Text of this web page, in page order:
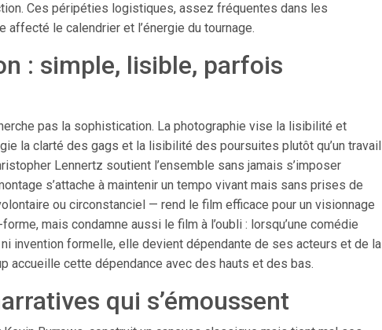
Ces péripéties logistiques, assez fréquentes dans les
affecté le calendrier et l’énergie du tournage.
: simple, lisible, parfois
pas la sophistication. La photographie vise la lisibilité et
la clarté des gags et la lisibilité des poursuites plutôt qu’un travail
Lennertz soutient l’ensemble sans jamais s’imposer
s’attache à maintenir un tempo vivant mais sans prises de
ou circonstanciel — rend le film efficace pour un visionnage
mais condamne aussi le film à l’oubli : lorsqu’une comédie
ni invention formelle, elle devient dépendante de ses acteurs et de la
accueille cette dépendance avec des hauts et des bas.
qui s’émoussent